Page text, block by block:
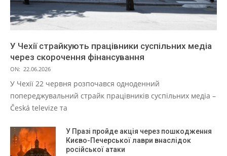
У Чехії страйкують працівники суспільних медіа
через скорочення фінансування
ON: 22.06.2026
У Чехії 22 червня розпочався одноденний
попереджувальний страйк працівників суспільних медіа –
Česká televize та
У Празі пройде акція через пошкодження
Києво-Печерської лаври внаслідок
російської атаки